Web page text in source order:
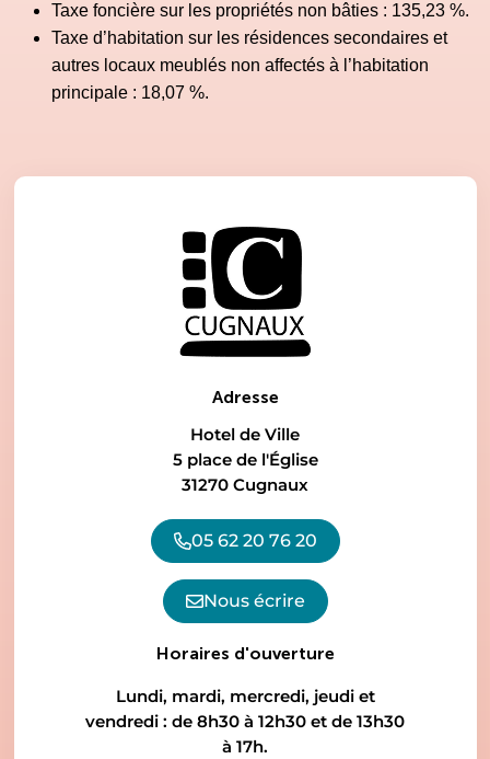
Taxe foncière sur les propriétés non bâties : 135,23 %.
Taxe d’habitation sur les résidences secondaires et
autres locaux meublés non affectés à l’habitation
principale : 18,07 %.
Adresse
Hotel de Ville
5 place de l'Église
31270 Cugnaux
05 62 20 76 20
Nous écrire
Horaires d'ouverture
Lundi, mardi, mercredi, jeudi et
vendredi : de 8h30 à 12h30 et de 13h30
à 17h.